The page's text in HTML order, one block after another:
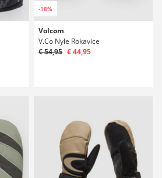
-18%
Volcom
V.Co Nyle Rokavice
€ 54,95 € 44,95